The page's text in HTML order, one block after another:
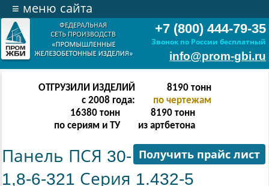
+7 (800) 444-79-35
Звонок по России бесплатный
info@prom-gbi.ru
≡ меню сайта
ОТГРУЗИЛИ ИЗДЕЛИЙ
с 2008 года:
16382тонн
по чертежам
32764 тонн
по сериям и ТУ
16382 тонн
из артбетона
Получить прайс лист
Панель ПСЯ 30-
1,8-6-321 Серия 1.432-5